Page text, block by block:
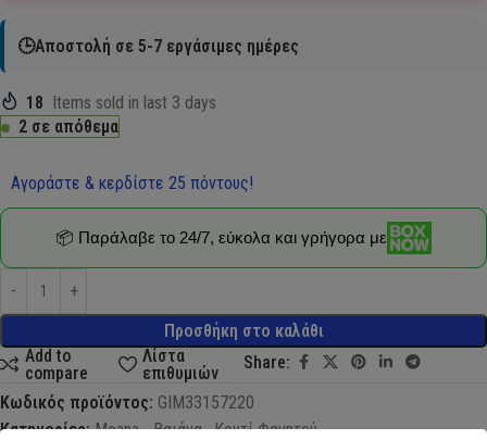
🕒Αποστολή σε 5-7 εργάσιμες ημέρες
18 Items sold in last 3 days
2 σε απόθεμα
Αγοράστε & κερδίστε 25 πόντους!
Προσθήκη στο καλάθι
📦 Παράλαβε το 24/7, εύκολα και γρήγορα με
Add to
compare
Λίστα
επιθυμιών
Share:
Κωδικός προϊόντος: GIM33157220
Κατηγορίες: Moana - Βαιάνα, Κουτί Φαγητού